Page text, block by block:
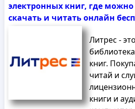
электронных книг, где можно
скачать и читать онлайн
Литрес -
книг.
читай и
книги и